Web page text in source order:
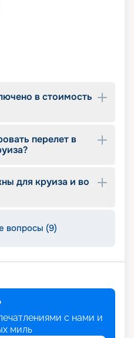
в стоимость
перелет в
для круиза и во
вопросы (9)
с нами и
миль